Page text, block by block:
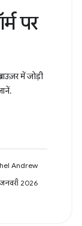
पर
में जोड़ी
Andrew
2026